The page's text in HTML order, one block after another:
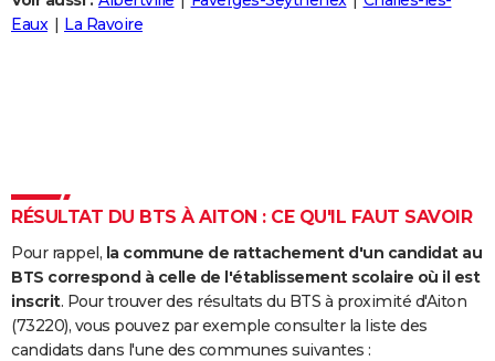
Destinations
City break
Voyage nature
Voyage de noces
Forum
Climat
+
PHOTO
Carte de Noël
Carte Bonne année
Carte Saint-Valentin
Carte Pâques
Carte d'anniversaire
DICTIONNAIRE
Dictionnaire
Biographies
Citations
Expressions
Proverbes
PROGRAMME TV
COPAINS D'AVANT
S'inscrire
Se connecter
Lycées
Collèges
Primaires
Universités
Entreprises
Service militaire
Avis de recherche
AVIS DE DÉCÈS
Eaux
La Ravoire
RÉSULTAT DU BTS À AITON : CE QU'IL FAUT SAVOIR
Pour rappel, la commune de rattachement d'un candidat au
BTS correspond à celle de l'établissement scolaire où il est
inscrit. Pour trouver des résultats du BTS à proximité d'Aiton
(73220), vous pouvez par exemple consulter la liste des
candidats dans l'une des communes suivantes :